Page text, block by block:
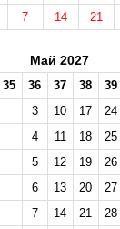
7 14 21
Май 2027
35 36 37 38
39
3 10 17
24
4 11 18
25
5 12 19
26
6 13 20
27
7 14 21
28